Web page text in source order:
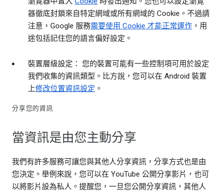
器徹底封鎖來自特定網域或所有網域的 Cookie。不過請
注意，Google 服務需要使用 Cookie 才能正常運作 ，用
途包括記住您的語言偏好設定。
裝置層級設定： 您的裝置可能有一些控制項可用於設定
我們收集的資訊類型。比方說，您可以在 Android 裝置
上修改位置資訊設定 。
分享您的資訊
當資訊是由您主動分享
我們有許多服務可讓您與其他人分享資訊，分享方式也是由
您決定。舉例來說，您可以在 YouTube 公開分享影片，也可
以將影片設為私人。提醒您，一旦您公開分享資訊，其他人